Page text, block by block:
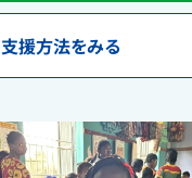
援方法をみる